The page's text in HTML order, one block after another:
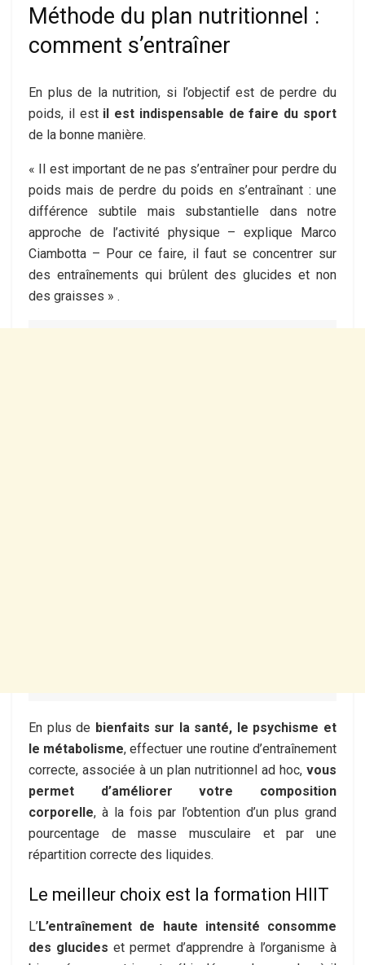
Méthode du plan nutritionnel :
comment s’entraîner
En plus de la nutrition, si l’objectif est de perdre du
poids, il est il est indispensable de faire du sport
de la bonne manière.
« Il est important de ne pas s’entraîner pour perdre du
poids mais de perdre du poids en s’entraînant : une
différence subtile mais substantielle dans notre
approche de l’activité physique – explique Marco
Ciambotta – Pour ce faire, il faut se concentrer sur
des entraînements qui brûlent des glucides et non
des graisses » .
En plus de bienfaits sur la santé, le psychisme et
le métabolisme, effectuer une routine d’entraînement
correcte, associée à un plan nutritionnel ad hoc, vous
permet d’améliorer votre composition
corporelle, à la fois par l’obtention d’un plus grand
pourcentage de masse musculaire et par une
répartition correcte des liquides.
Le meilleur choix est la formation HIIT
L’L’entraînement de haute intensité consomme
des glucides et permet d’apprendre à l’organisme à